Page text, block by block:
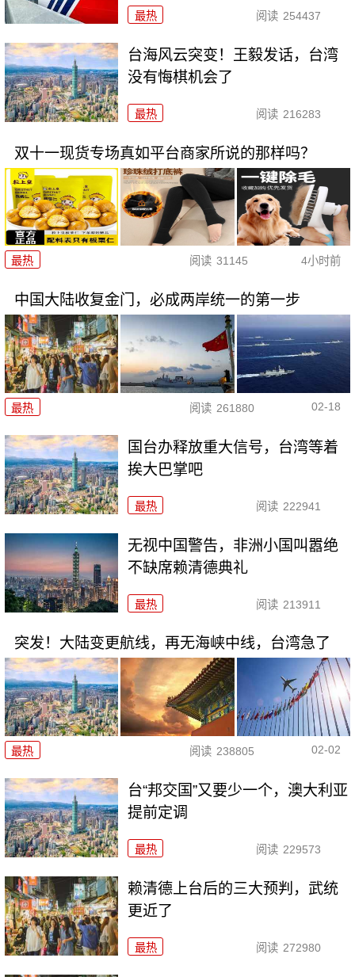
最热 阅读 254437
台海风云突变！王毅发话，台湾
没有悔棋机会了
最热 阅读 216283
双十一现货专场真如平台商家所说的那样吗？
最热 阅读 31145 4小时前
中国大陆收复金门，必成两岸统一的第一步
最热 阅读 261880 02-18
国台办释放重大信号，台湾等着
挨大巴掌吧
最热 阅读 222941
无视中国警告，非洲小国叫嚣绝
不缺席赖清德典礼
最热 阅读 213911
突发！大陆变更航线，再无海峡中线，台湾急了
最热 阅读 238805 02-02
台“邦交国”又要少一个，澳大利亚
提前定调
最热 阅读 229573
赖清德上台后的三大预判，武统
更近了
最热 阅读 272980